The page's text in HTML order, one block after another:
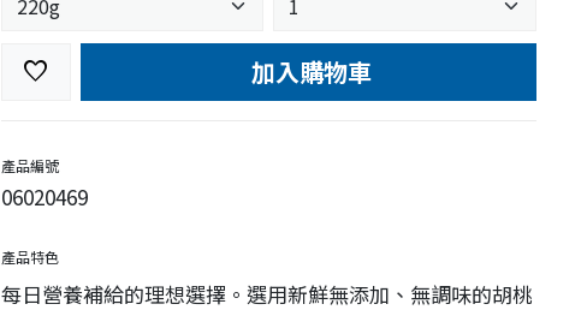
favorite 加入購物車
產品編號
06020469
產品特色
每日營養補給的理想選擇。選用新鮮無添加、無調味的胡桃